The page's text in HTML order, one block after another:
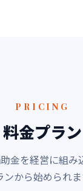
PRICING
料金プラン
金を経営に組み
ンから始められま